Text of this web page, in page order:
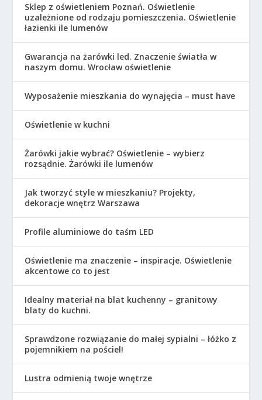
Sklep z oświetleniem Poznań. Oświetlenie
uzależnione od rodzaju pomieszczenia. Oświetlenie
łazienki ile lumenów
Gwarancja na żarówki led. Znaczenie światła w
naszym domu. Wrocław oświetlenie
Wyposażenie mieszkania do wynajęcia – must have
Oświetlenie w kuchni
Żarówki jakie wybrać? Oświetlenie – wybierz
rozsądnie. Żarówki ile lumenów
Jak tworzyć style w mieszkaniu? Projekty,
dekoracje wnętrz Warszawa
Profile aluminiowe do taśm LED
Oświetlenie ma znaczenie – inspiracje. Oświetlenie
akcentowe co to jest
Idealny materiał na blat kuchenny – granitowy
blaty do kuchni.
Sprawdzone rozwiązanie do małej sypialni – łóżko z
pojemnikiem na pościel!
Lustra odmienią twoje wnętrze